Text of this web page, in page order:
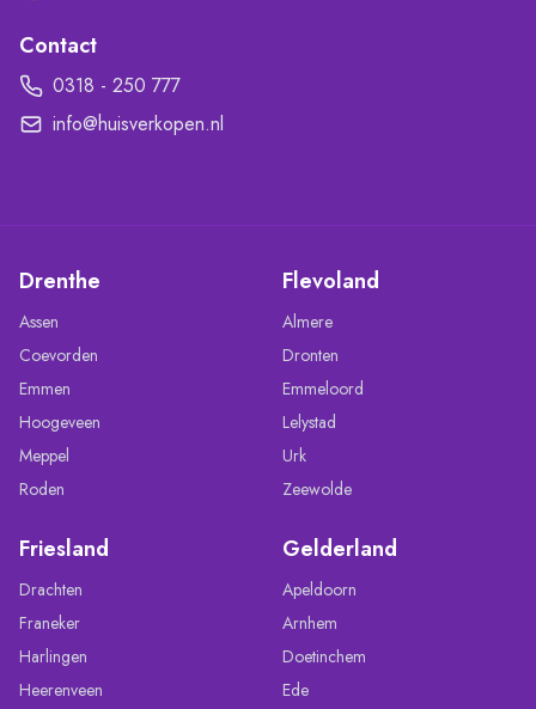
Contact
0318 - 250 777
info@huisverkopen.nl
Drenthe
Assen
Coevorden
Emmen
Hoogeveen
Meppel
Roden
Flevoland
Almere
Dronten
Emmeloord
Lelystad
Urk
Zeewolde
Friesland
Drachten
Franeker
Harlingen
Heerenveen
Gelderland
Apeldoorn
Arnhem
Doetinchem
Ede